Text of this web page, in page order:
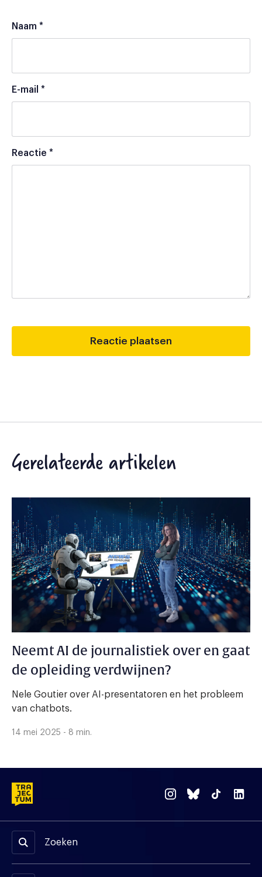
Naam *
E-mail *
Reactie *
Gerelateerde artikelen
Neemt AI de journalistiek over en gaat
de opleiding verdwijnen?
Nele Goutier over AI-presentatoren en het probleem
van chatbots.
14 mei 2025 - 8 min.
Zoeken